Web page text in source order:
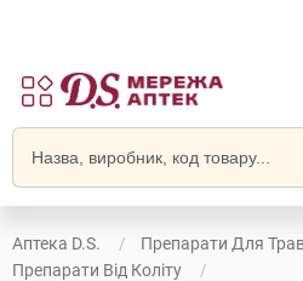
Аптека D.S.
Препарати Для
Препарати Від Коліту